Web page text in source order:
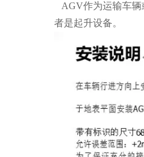
AGV作为运输车辆
者是起升设备。